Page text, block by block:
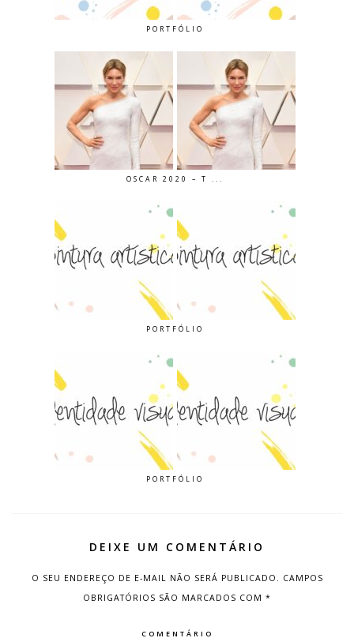
PORTFÓLIO
OSCAR 2020 – T ...
PORTFÓLIO
PORTFÓLIO
DEIXE UM COMENTÁRIO
O SEU ENDEREÇO DE E-MAIL NÃO SERÁ PUBLICADO. CAMPOS
OBRIGATÓRIOS SÃO MARCADOS COM *
COMENTÁRIO